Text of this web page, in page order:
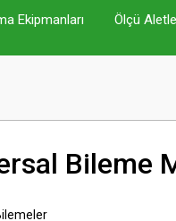
Ekipmanları Ölçü
Bileme